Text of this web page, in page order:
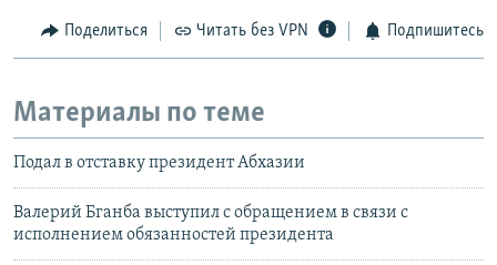
Поделиться Читать без VPN Подпишитесь
Материалы по теме
Подал в отставку президент Абхазии
Валерий Бганба выступил с обращением в связи с
исполнением обязанностей президента